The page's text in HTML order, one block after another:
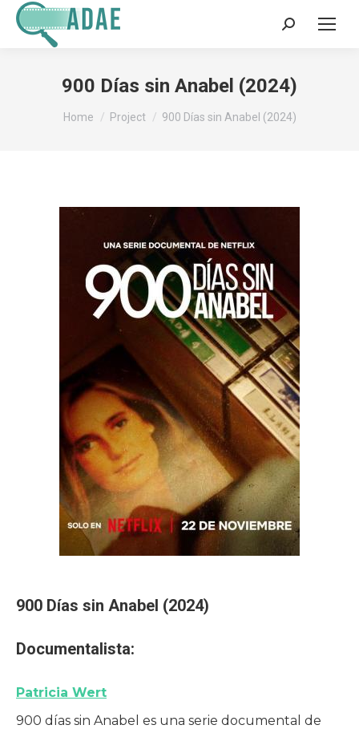
Search:
900 Días sin Anabel (2024)
You are here:
Home Project 900 Días sin Anabel (2024)
900 Días sin Anabel (2024)
Documentalista:
Patricia Wert
900 días sin Anabel es una serie documental de